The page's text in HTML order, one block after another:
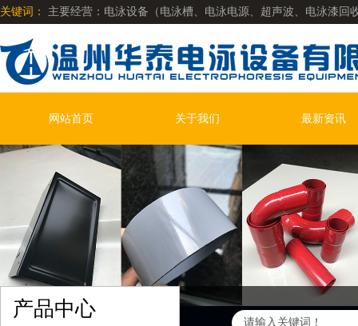
关键词：
主要经营：电泳设备（电泳槽、电泳电源、超声波、电泳漆
明电泳漆、阴极低温漆、阴极哑光漆、阳极哑光漆、彩色系列电泳漆、
网站首页 关于我们 最新资讯
产品中心